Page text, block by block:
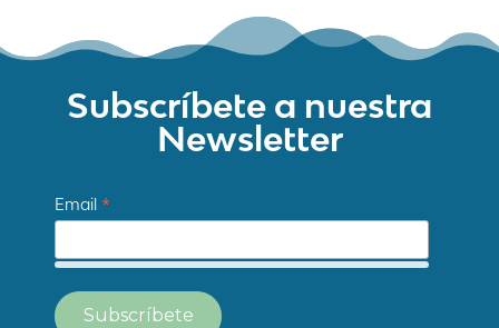
Subscríbete a nuestra
Newsletter
Email *